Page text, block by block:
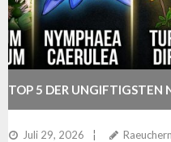
TOP 5 DER UNGIFTIGSTEN
DEUTSCHLAND
Juli 29, 2026